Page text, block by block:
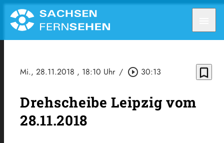
Mi., 28.11.2018 , 18:10 Uhr / play_circle_outline 30:13 bookmark_border
Drehscheibe Leipzig vom
28.11.2018